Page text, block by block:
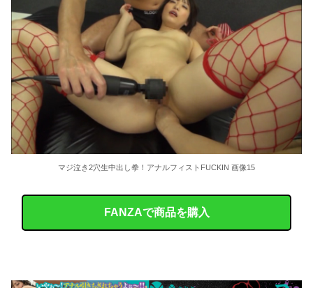
マジ泣き2穴生中出し拳！アナルフィストFUCKIN 画像15
FANZAで商品を購入